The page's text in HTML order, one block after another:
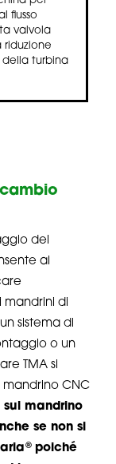
flusso
valvola
riduzione
turbina
del
ai
di
sistema di
o un
TMA si
CNC
sul mandrino
se non si
®poiché